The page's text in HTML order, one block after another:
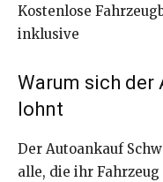
Kostenlose
inklusive
Warum sich
lohnt
Der Autoankauf
alle, die ihr